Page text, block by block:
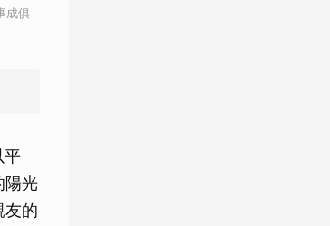
成俱
平
陽光
友的